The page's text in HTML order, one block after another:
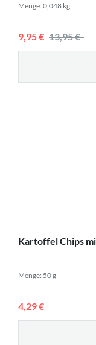
Menge: 0,048 kg
9,95 € 13,95 €
Kartoffel Chips
Menge: 50 g
4,29 €